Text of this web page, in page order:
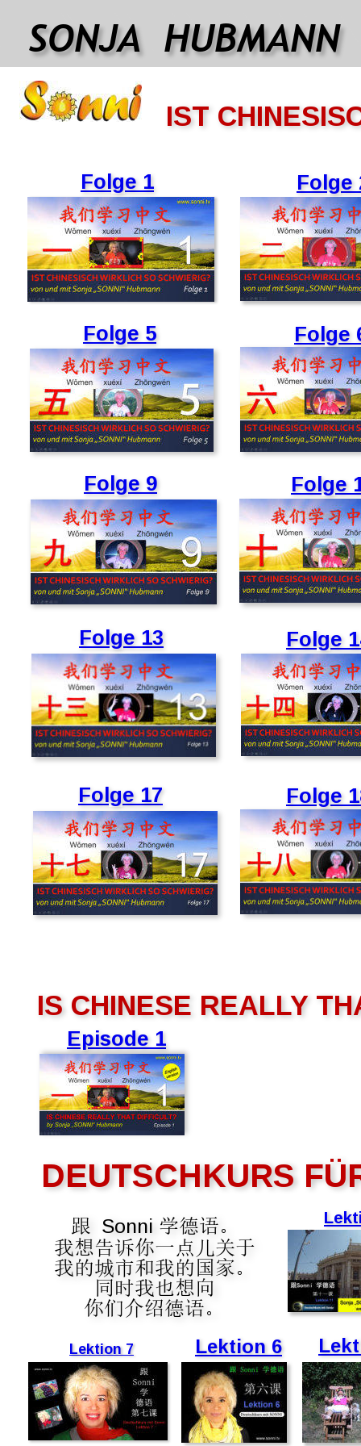
SONJA  HUBMANN
DEUTSCHKURS
跟 Sonni 学德语。
我想告诉你一点儿关于
我的城市和我的国家。
同时我也想向
你们介绍德语。
Lektion 6
Lektion 7
IST
Folge 1 Folge
Folge 5 Folge
Folge 9 Folge
Episode 1
IS CHINESE REALLY
Folge 13 Folge
Folge 17 Folge